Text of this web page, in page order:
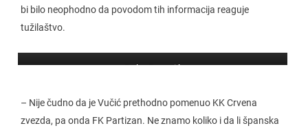
bi bilo neophodno da povodom tih informacija reaguje
tužilaštvo.
Raka Đurović
– Nije čudno da je Vučić prethodno pomenuo KK Crvena
zvezda, pa onda FK Partizan. Ne znamo koliko i da li španska